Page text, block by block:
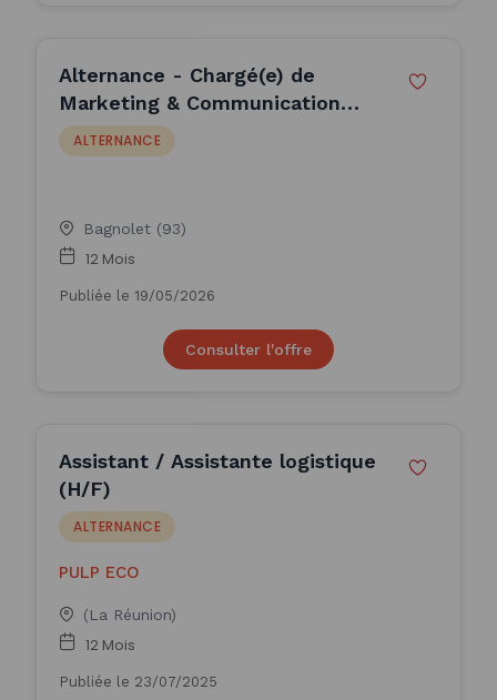
Alternance - Chargé(e) de
Marketing & Communication
Internationale H/F
ALTERNANCE
Bagnolet (93)
12 Mois
Publiée le 19/05/2026
Consulter l'offre
Assistant / Assistante logistique
(H/F)
ALTERNANCE
PULP ECO
(La Réunion)
12 Mois
Publiée le 23/07/2025